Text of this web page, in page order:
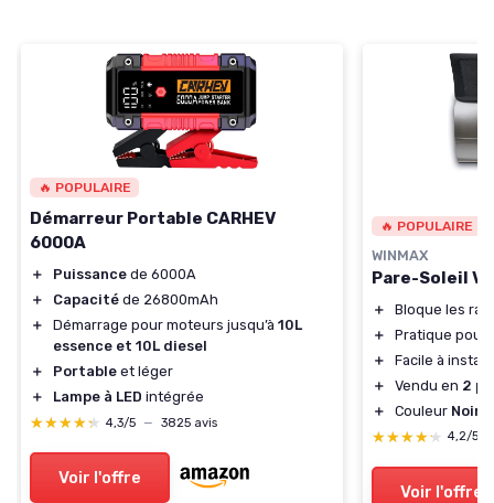
🔥 POPULAIRE
Démarreur Portable CARHEV
6000A
＋ Puissance de 6000A
＋
Capacité de 26800mAh
＋
Démarrage pour moteurs jusqu’à 10L
essence et 10L diesel
＋
Portable et léger
＋
Lampe à LED intégrée
★★★★★
★★★★★ 4,3/5 — 3825 avis
Voir l'offre
🔥 POPULAIRE
WINMAX
Pare-Soleil
＋
Bloque les
＋
Pratique pour
＋
Facile à
＋
Vendu en 2
＋
Couleur Noire
★★★★★
★★★★★ 4,2/5
Voir l'offre